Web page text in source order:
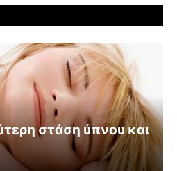
στάση ύπνου και